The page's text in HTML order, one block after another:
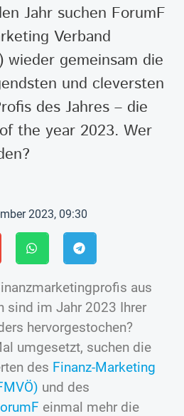
Jahr suchen ForumF
Verband
wieder gemeinsam die
und cleversten
des Jahres – die
the year 2023. Wer
2023, 09:30
aus
sind im Jahr 2023 Ihrer
hervorgestochen?
umgesetzt, suchen die
des Finanz-Marketing
und des
einmal mehr die